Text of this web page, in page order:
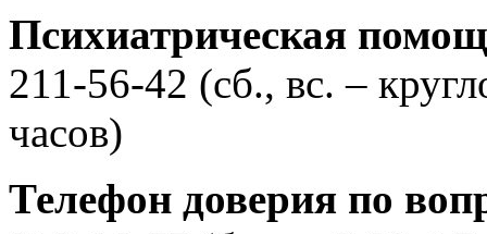
Психиатрическая
211-56-42 (сб., вс. –
часов)
Телефон доверия по